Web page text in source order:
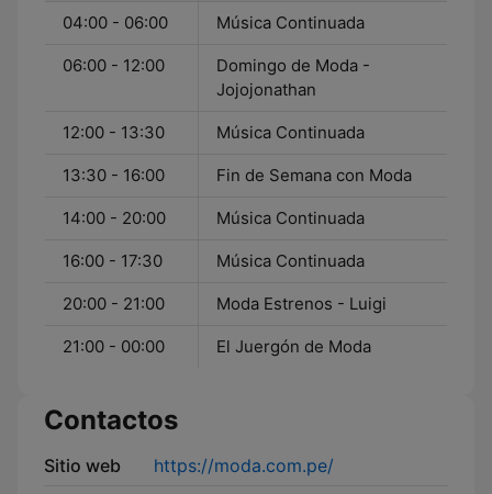
04:00 - 06:00 Música Continuada
06:00 - 12:00
Domingo de Moda -
Jojojonathan
12:00 - 13:30 Música Continuada
13:30 - 16:00 Fin de Semana con Moda
14:00 - 20:00 Música Continuada
16:00 - 17:30 Música Continuada
20:00 - 21:00 Moda Estrenos - Luigi
21:00 - 00:00 El Juergón de Moda
Contactos
Sitio web
https://moda.com.pe/